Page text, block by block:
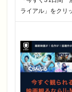
ライアル」をクリ